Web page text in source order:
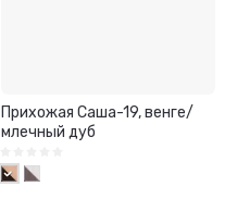
Прихожая Саша-19, венге/
млечный дуб